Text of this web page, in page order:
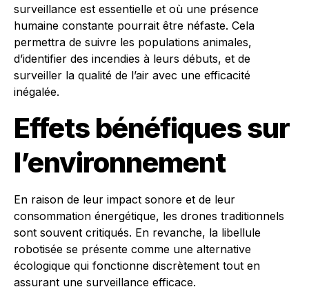
surveillance est essentielle et où une présence
humaine constante pourrait être néfaste. Cela
permettra de suivre les populations animales,
d’identifier des incendies à leurs débuts, et de
surveiller la qualité de l’air avec une efficacité
inégalée.
Effets bénéfiques sur
l’environnement
En raison de leur impact sonore et de leur
consommation énergétique, les drones traditionnels
sont souvent critiqués. En revanche, la libellule
robotisée se présente comme une alternative
écologique qui fonctionne discrètement tout en
assurant une surveillance efficace.